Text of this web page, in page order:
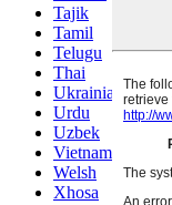
Tajik
Tamil
Telugu
Thai
Ukrainian
Urdu
Uzbek
Vietnamese
Welsh
Xhosa